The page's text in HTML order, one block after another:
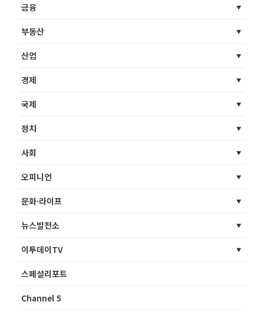
금융
부동산
산업
경제
국제
정치
사회
오피니언
문화·라이프
뉴스발전소
이투데이TV
스페셜리포트
Channel 5